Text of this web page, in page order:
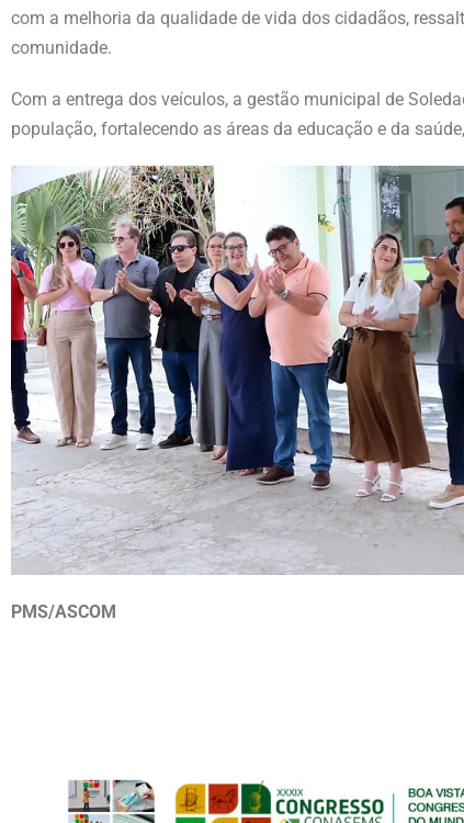
com a melhoria da qualidade de vida dos cidadãos,
comunidade.
Com a entrega dos veículos, a gestão municipal de
população, fortalecendo as áreas da educação e da
PMS/ASCOM